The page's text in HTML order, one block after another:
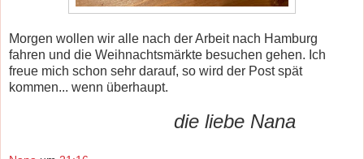
Morgen wollen wir alle nach der Arbeit nach Hamburg
fahren und die Weihnachtsmärkte besuchen gehen. Ich
freue mich schon sehr darauf, so wird der Post spät
kommen... wenn überhaupt.
die liebe Nana